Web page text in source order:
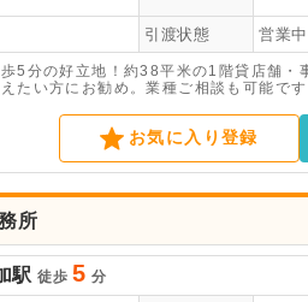
引渡状態 営業中
5分の好立地！約38平米の1階貸店舗・
たい方にお勧め。業種ご相談も可能です
お気に入り登録
所
駅 徒歩 5 分